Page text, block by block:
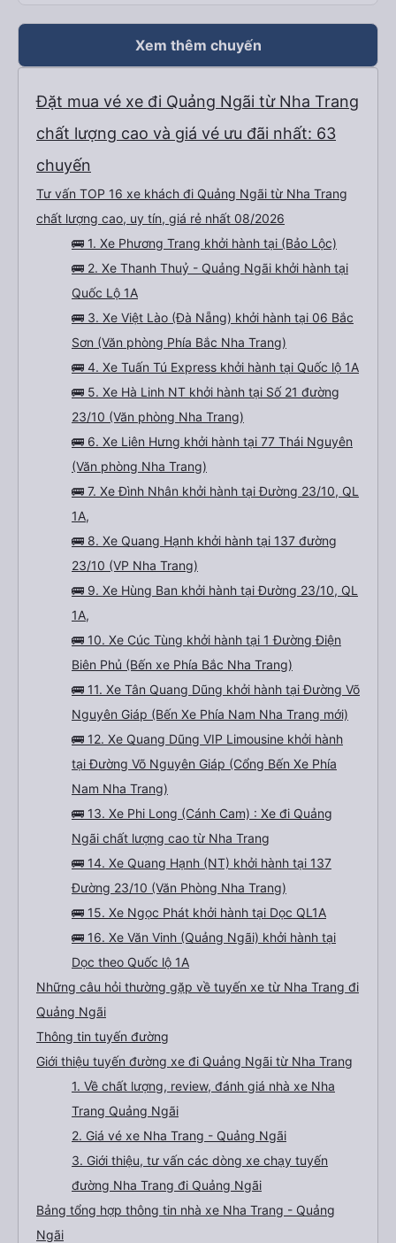
Xem thêm chuyến
Đặt mua vé xe đi Quảng Ngãi từ Nha Trang
chất lượng cao và giá vé ưu đãi nhất: 63
chuyến
Tư vấn TOP 16 xe khách đi Quảng Ngãi từ Nha Trang
chất lượng cao, uy tín, giá rẻ nhất 08/2026
🚌 1. Xe Phương Trang khởi hành tại (Bảo Lộc)
🚌 2. Xe Thanh Thuỷ - Quảng Ngãi khởi hành tại
Quốc Lộ 1A
🚌 3. Xe Việt Lào (Đà Nẵng) khởi hành tại 06 Bắc
Sơn (Văn phòng Phía Bắc Nha Trang)
🚌 4. Xe Tuấn Tú Express khởi hành tại Quốc lộ 1A
🚌 5. Xe Hà Linh NT khởi hành tại Số 21 đường
23/10 (Văn phòng Nha Trang)
🚌 6. Xe Liên Hưng khởi hành tại 77 Thái Nguyên
(Văn phòng Nha Trang)
🚌 7. Xe Đình Nhân khởi hành tại Đường 23/10, QL
1A,
🚌 8. Xe Quang Hạnh khởi hành tại 137 đường
23/10 (VP Nha Trang)
🚌 9. Xe Hùng Ban khởi hành tại Đường 23/10, QL
1A,
🚌 10. Xe Cúc Tùng khởi hành tại 1 Đường Điện
Biên Phủ (Bến xe Phía Bắc Nha Trang)
🚌 11. Xe Tân Quang Dũng khởi hành tại Đường Võ
Nguyên Giáp (Bến Xe Phía Nam Nha Trang mới)
🚌 12. Xe Quang Dũng VIP Limousine khởi hành
tại Đường Võ Nguyên Giáp (Cổng Bến Xe Phía
Nam Nha Trang)
🚌 13. Xe Phi Long (Cánh Cam) : Xe đi Quảng
Ngãi chất lượng cao từ Nha Trang
🚌 14. Xe Quang Hạnh (NT) khởi hành tại 137
Đường 23/10 (Văn Phòng Nha Trang)
🚌 15. Xe Ngọc Phát khởi hành tại Dọc QL1A
🚌 16. Xe Văn Vinh (Quảng Ngãi) khởi hành tại
Dọc theo Quốc lộ 1A
Những câu hỏi thường gặp về tuyến xe từ Nha Trang đi
Quảng Ngãi
Thông tin tuyến đường
Giới thiệu tuyến đường xe đi Quảng Ngãi từ Nha Trang
1. Về chất lượng, review, đánh giá nhà xe Nha
Trang Quảng Ngãi
2. Giá vé xe Nha Trang - Quảng Ngãi
3. Giới thiệu, tư vấn các dòng xe chạy tuyến
đường Nha Trang đi Quảng Ngãi
Bảng tổng hợp thông tin nhà xe Nha Trang - Quảng
Ngãi